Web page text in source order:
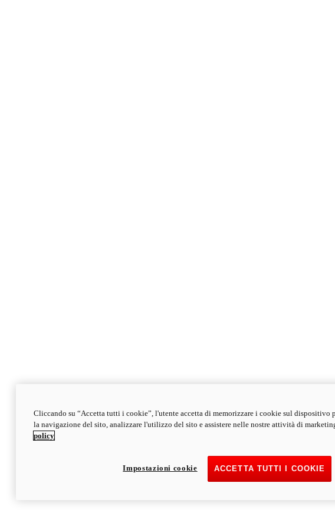
Cliccando su “Accetta tutti i cookie”, l'utente accetta di memorizzare i cookie sul dispositivo
la navigazione del sito, analizzare l'utilizzo del sito e assistere nelle nostre attività di
policy
ACCETTA TUTTI I COOKIE
Impostazioni cookie